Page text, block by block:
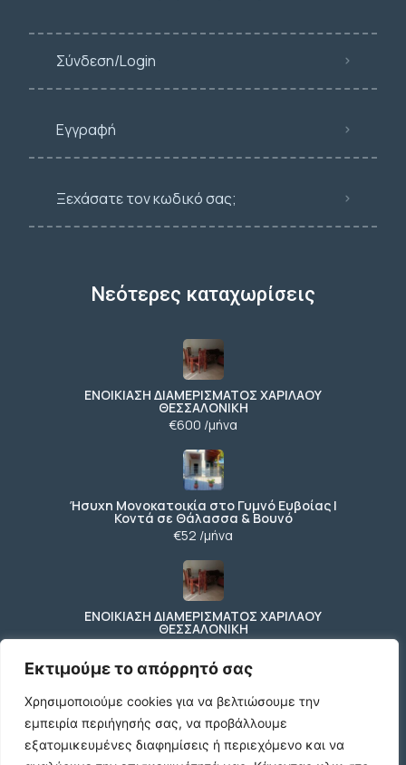
Εκτιμούμε το απόρρητό σας
Χρησιμοποιούμε cookies για να βελτιώσουμε την
εμπειρία περιήγησής σας, να προβάλλουμε
εξατομικευμένες διαφημίσεις ή περιεχόμενο και να
Σύνδεση/Login
Εγγραφή
Ξεχάσατε τον κωδικό σας;
Νεότερες καταχωρίσεις
ΕΝΟΙΚΙΑΣΗ ΔΙΑΜΕΡΙΣΜΑΤΟΣ ΧΑΡΙΛΑΟΥ
ΘΕΣΣΑΛΟΝΙΚΗ
€600 /μήνα
Ήσυχη Μονοκατοικία στο Γυμνό Ευβοίας |
Κοντά σε Θάλασσα & Βουνό
€52 /μήνα
ΕΝΟΙΚΙΑΣΗ ΔΙΑΜΕΡΙΣΜΑΤΟΣ ΧΑΡΙΛΑΟΥ
ΘΕΣΣΑΛΟΝΙΚΗ
Κωδικος ακινητου Μ480 καταστημα στον
Ευοσμο
€500 /μήνα